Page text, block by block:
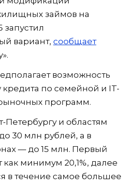
займов на
запустил
вариант, сообщает
возможность
кредита по семейной и IT-
программ.
Петербургу и областям
30 млн рублей, а в
— до 15 млн. Первый
как минимум 20,1%, далее
в течение самое большее